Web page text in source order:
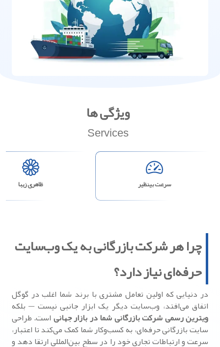
ویژگی ها
Services
سرعت بینظیر ظاهری زیبا
چرا هر شرکت بازرگانی به یک وب‌سایت
حرفه‌ای نیاز دارد؟
در دنیایی که اولین تعامل مشتری با برند شما اغلب در گوگل
اتفاق می‌افتد، وب‌سایت دیگر یک ابزار جانبی نیست — بلکه
ویترین رسمی شرکت بازرگانی شما در بازار جهانیاست. طراحی
سایت بازرگانی حرفه‌ای، به کسب‌وکار شما کمک می‌کند تا اعتبار،
سرعت و ارتباطات تجاری خود را در سطح بین‌المللی ارتقا دهد و